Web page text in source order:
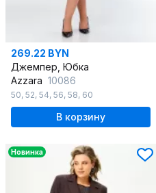
269.22 BYN
Джемпер, Юбка
Azzara 10086
50, 52, 54, 56, 58, 60
В корзину
Новинка